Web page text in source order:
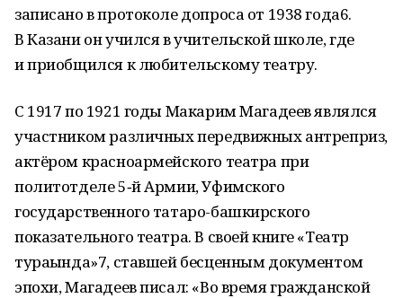
записано в протоколе допроса от 1938 года6.
В Казани он учился в учительской школе, где
и приобщился к любительскому театру.
С 1917 по 1921 годы Макарим Магадеев являлся
участником различных передвижных антреприз,
актёром красноармейского театра при
политотделе 5‑й Армии, Уфимского
государственного татаро-башкирского
показательного театра. В своей книге «Театр
тураһында»7, ставшей бесценным документом
эпохи, Магадеев писал: «Во время гражданской